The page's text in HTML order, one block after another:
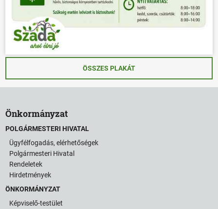
ÖSSZES PLAKÁT
Önkormányzat
POLGÁRMESTERI HIVATAL
Ügyfélfogadás, elérhetőségek
Polgármesteri Hivatal
Rendeletek
Hirdetmények
ÖNKORMÁNYZAT
Képviselő-testület